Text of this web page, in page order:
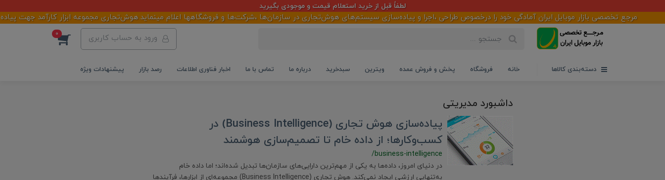
لطفاً قبل از خرید استعلام قیمت و موجودی بگیرید
مرجع تخصصی بازار موبایل ایران آمادگی خود را درخصوص طراحی ،اجرا و پیاده‌سازی سیستم‌های هوش‌تجاری در سازمان‌ها ،شرکت‌ها و فروشگاهها اعلام مینماید.هوش‌تجاری مجموعه ابزار کارآمد جهت پیاده
ورود به حساب کاربری 0
دسته‌بندی کالاها خانه فروشگاه پخش و فروش عمده ویترین سبدخرید درباره ما تماس با ما اخبار فناوری اطلاعات رصد بازار پیشنهادات ویژه
داشبورد مدیریتی
پیاده‌سازی هوش تجاری (Business Intelligence) در
کسب‌وکارها؛ از داده خام تا تصمیم‌سازی هوشمند
/business-intelligence
در دنیای امروز، داده‌ها به یکی از مهم‌ترین دارایی‌های سازمان‌ها تبدیل شده‌اند؛ اما داده خام
به‌تنهایی ارزشی ایجاد نمی‌کند. هوش تجاری (Business Intelligence) مجموعه‌ای از ابزارها، فرآیندها